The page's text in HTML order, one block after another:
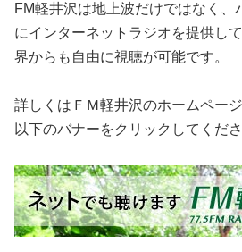
FM軽井沢は地上波だけではなく、
にインターネットラジオを提供し
界からも自由に視聴が可能です。
詳しくはＦＭ軽井沢のホームペー
以下のバナーをクリックしてくださ